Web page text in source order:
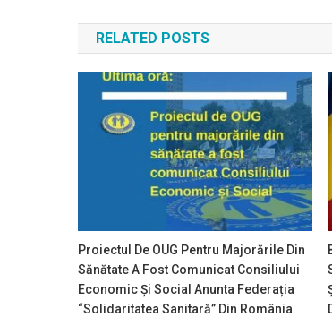
în
articole
RELATED POSTS
Proiectul De OUG Pentru Majorările Din
Sănătate A Fost Comunicat Consiliului
Economic Și Social Anunta Federația
“Solidaritatea Sanitară” Din România